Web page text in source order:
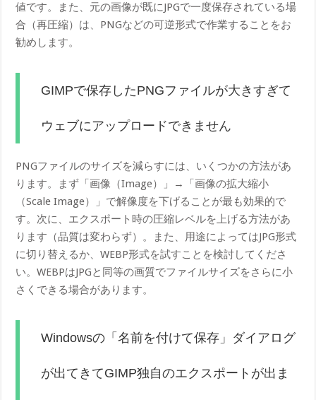
値です。また、元の画像が既にJPGで一度保存されている場
合（再圧縮）は、PNGなどの可逆形式で作業することをお
勧めします。
GIMPで保存したPNGファイルが大きすぎて
ウェブにアップロードできません
PNGファイルのサイズを減らすには、いくつかの方法があ
ります。まず「画像（Image）」→「画像の拡大縮小
（Scale Image）」で解像度を下げることが最も効果的で
す。次に、エクスポート時の圧縮レベルを上げる方法があ
ります（品質は変わらず）。また、用途によってはJPG形式
に切り替えるか、WEBP形式を試すことを検討してくださ
い。WEBPはJPGと同等の画質でファイルサイズをさらに小
さくできる場合があります。
Windowsの「名前を付けて保存」ダイアログ
が出てきてGIMP独自のエクスポートが出ま